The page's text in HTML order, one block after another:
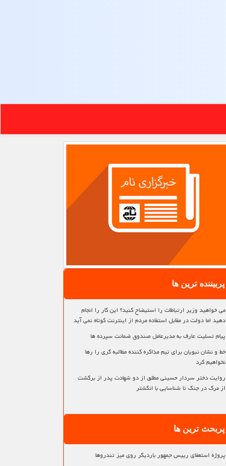
پربیننده ترین ها
می خواهید وزیر ارتباطات را استیضاح کنید؟ این کار را انجام
دهید اما دولت در مقابل استفاده مردم از اینترنت کوتاه نمی آید
پیام تسلیت عارف به مدیرعامل صندوق ضمانت سپرده ها
خط و نشان نبویان برای تیم مذاکره کننده مطالبه گری را رها
نخواهیم کرد
روایت دختر سردار حسینی مطلق از دو شهادت پدر از برگشت
از مرگ در جنگ تا شناسایی با انگشتر
پربحث ترین ها
پروژه استعفای رییس جمهور باردیگر روی میز تندروها